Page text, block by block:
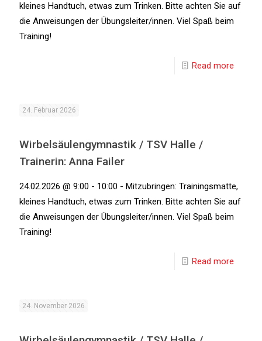
kleines Handtuch, etwas zum Trinken. Bitte achten Sie auf
die Anweisungen der Übungsleiter/innen. Viel Spaß beim
Training!
Read more
24. Februar 2026
Wirbelsäulengymnastik / TSV Halle /
Trainerin: Anna Failer
24.02.2026 @ 9:00 - 10:00 - Mitzubringen: Trainingsmatte,
kleines Handtuch, etwas zum Trinken. Bitte achten Sie auf
die Anweisungen der Übungsleiter/innen. Viel Spaß beim
Training!
Read more
24. November 2026